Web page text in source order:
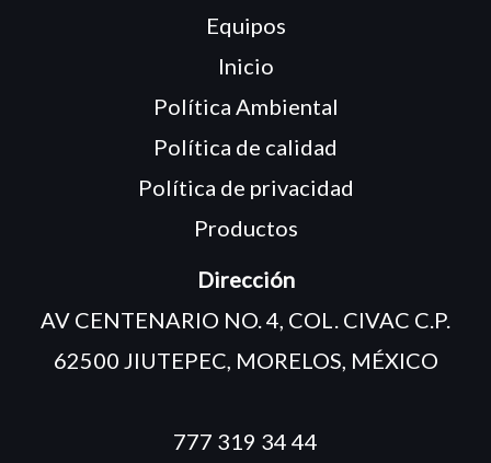
Equipos
Inicio
Política Ambiental
Política de calidad
Política de privacidad
Productos
Dirección
AV CENTENARIO NO. 4, COL. CIVAC C.P.
62500 JIUTEPEC, MORELOS, MÉXICO
777 319 34 44